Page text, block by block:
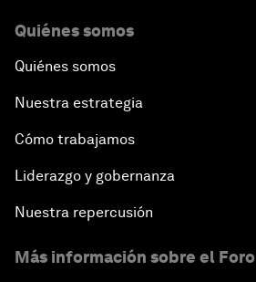
Quiénes somos
Quiénes somos
Nuestra estrategia
Cómo trabajamos
Liderazgo y gobernanza
Nuestra repercusión
Más información sobre el Foro